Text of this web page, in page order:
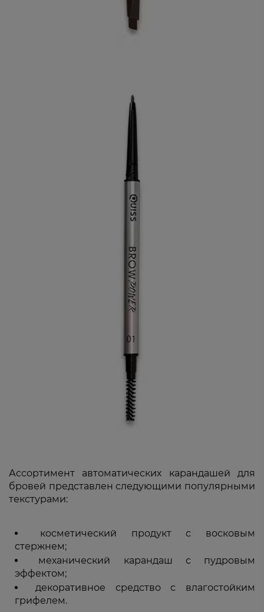
Ассортимент автоматических карандашей для
бровей представлен следующими популярными
текстурами:
косметический продукт с восковым
стержнем;
механический карандаш с пудровым
эффектом;
декоративное средство с влагостойким
грифелем.